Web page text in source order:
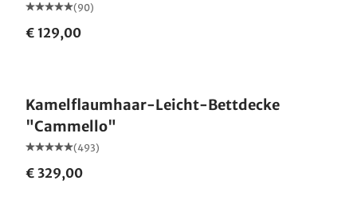
(90)
€ 129,00
Kamelflaumhaar-Leicht-Bettdecke
"Cammello"
(493)
€ 329,00